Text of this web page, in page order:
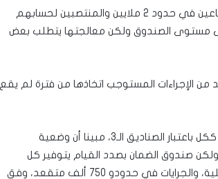
وأكّد كاترو أنّ هناك 120 ألف مؤجر، ومستوى المضمونين الاجتماعين في حدود 2 ملايين والمنتصبين لحسابهم
موجودة على مستوى الصندوق ولكن معالجتها يتطلب بعض
من الإجراءات المستوجب اتخاذها من فترة لم يقع
وشدد على ضرورة إيجاد حل جذري لمنظومة الضمان الاجتماعي ككل باعتبار الصناديق الـ3، مبينا أن وضعية
صندوق الضمان بصدد القيام يتوفير كل
الإمكانيات لخلاص المنافع في الآجال، مبينا أن هناك المنافع العائلية، والجرايات في حدودو 750 ألف متقعد، وفق